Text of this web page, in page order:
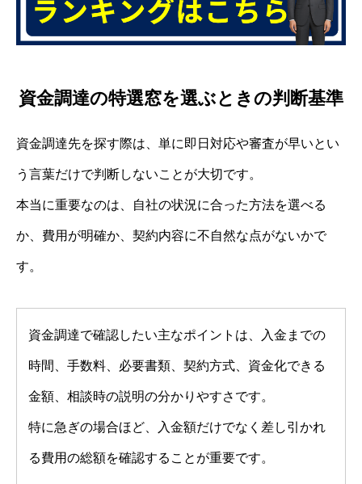
資金調達の特選窓を選ぶときの判断基準
資金調達先を探す際は、単に即日対応や審査が早いとい
う言葉だけで判断しないことが大切です。
本当に重要なのは、自社の状況に合った方法を選べる
か、費用が明確か、契約内容に不自然な点がないかで
す。
資金調達で確認したい主なポイントは、入金までの
時間、手数料、必要書類、契約方式、資金化できる
金額、相談時の説明の分かりやすさです。
特に急ぎの場合ほど、入金額だけでなく差し引かれ
る費用の総額を確認することが重要です。